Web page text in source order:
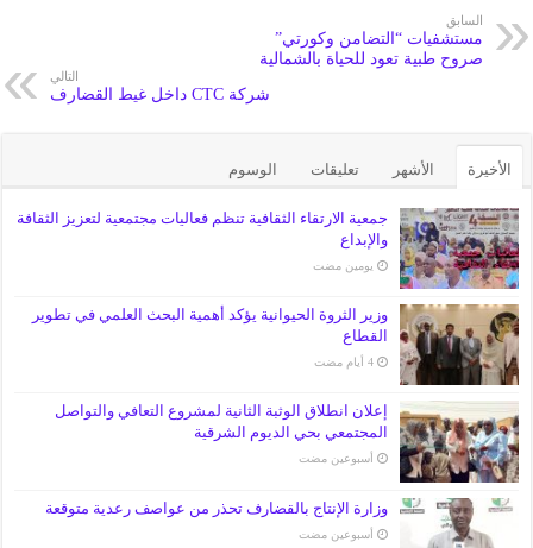
السابق
مستشفيات “التضامن وكورتي”
صروح طبية تعود للحياة بالشمالية
التالي
شركة CTC داخل غيط القضارف
الأخيرة الأشهر تعليقات الوسوم
جمعية الارتقاء الثقافية تنظم فعاليات مجتمعية لتعزيز الثقافة
والإبداع
‏يومين مضت
وزير الثروة الحيوانية يؤكد أهمية البحث العلمي في تطوير
القطاع
‏4 أيام مضت
إعلان انطلاق الوثبة الثانية لمشروع التعافي والتواصل
المجتمعي بحي الديوم الشرقية
‏أسبوعين مضت
وزارة الإنتاج بالقضارف تحذر من عواصف رعدية متوقعة
‏أسبوعين مضت